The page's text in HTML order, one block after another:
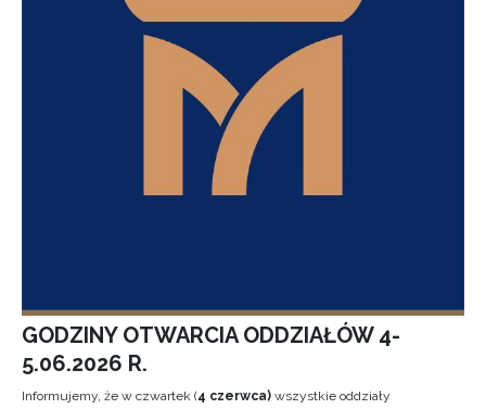
GODZINY OTWARCIA ODDZIAŁÓW 4-
5.06.2026 R.
Informujemy, że w czwartek (4 czerwca) wszystkie oddziały